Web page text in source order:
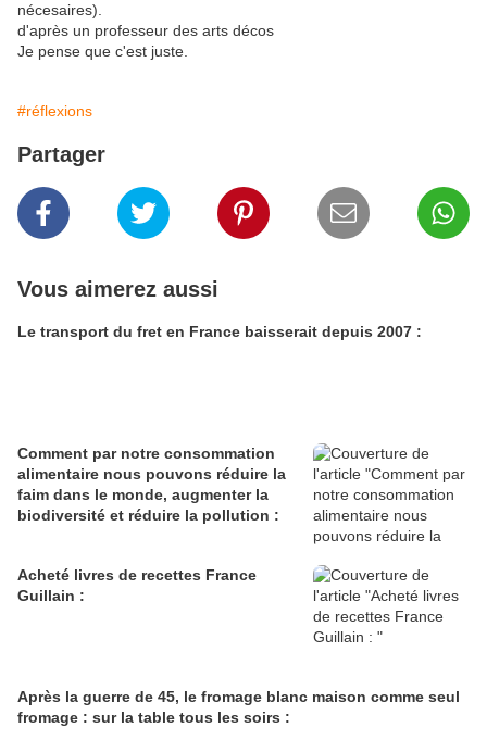
nécesaires).
d'après un professeur des arts décos
Je pense que c'est juste.
#réflexions
Partager
Vous aimerez aussi
Le transport du fret en France baisserait depuis 2007 :
Comment par notre consommation
alimentaire nous pouvons réduire la
faim dans le monde, augmenter la
biodiversité et réduire la pollution :
Acheté livres de recettes France
Guillain :
Après la guerre de 45, le fromage blanc maison comme seul
fromage : sur la table tous les soirs :